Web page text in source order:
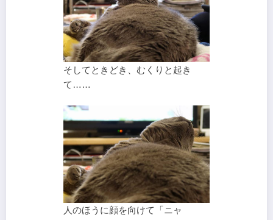
そしてときどき、むくりと起き
て……
人のほうに顔を向けて「ニャ